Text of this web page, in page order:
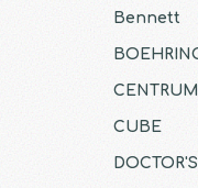
Bennett
CENTRUM
CUBE